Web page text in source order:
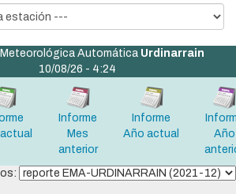
Automática Urdinarrain
10/08/26 - 4:24
Informe
Mes
anterior
Informe
Año actual
Año